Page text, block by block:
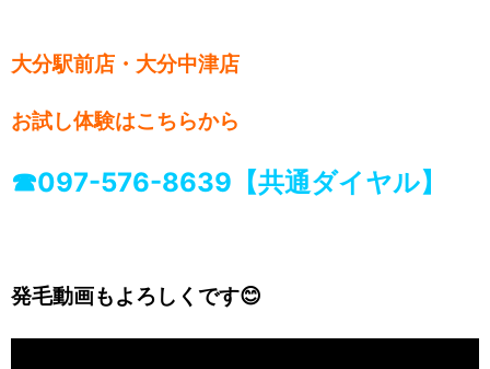
大分駅前店・大分中津店
お試し体験はこちらから
☎097-576-8639【共通ダイヤル】
発毛動画もよろしくです😊